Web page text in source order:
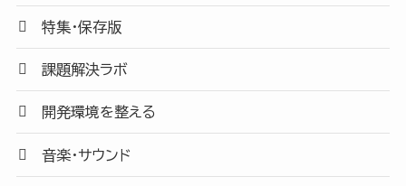
特集・保存版
課題解決ラボ
開発環境を整える
音楽・サウンド